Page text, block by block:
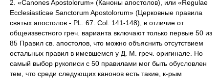
2. «Canones Apostolorum» (Каноны апостолов), или «Regulae
Ecclesiasticae Sanctorum Apostolorum» (Церковные правила
святых апостолов - PL. 67. Col. 141-148), в отличие от
общеизвестного греч. варианта включают только первые 50 из
85 Правил св. апостолов, что можно объяснить отсутствием
остальных правил в имевшемся у Д. М. греч. оригинале. Но
самый выбор рукописи с 50 правилами мог быть обусловлен
тем, что среди следующих канонов есть такие, к-рым